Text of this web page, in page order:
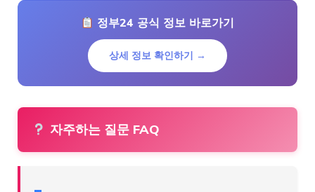
정부24 공식 정보 바로가기
상세 정보 확인하기 →
자주하는 질문 FAQ